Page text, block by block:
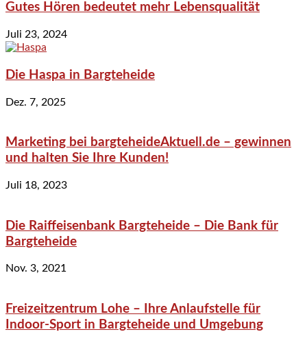
Gutes Hören bedeutet mehr Lebensqualität
Juli 23, 2024
Die Haspa in Bargteheide
Dez. 7, 2025
Marketing bei bargteheideAktuell.de – gewinnen
und halten Sie Ihre Kunden!
Juli 18, 2023
Die Raiffeisenbank Bargteheide – Die Bank für
Bargteheide
Nov. 3, 2021
Freizeitzentrum Lohe – Ihre Anlaufstelle für
Indoor-Sport in Bargteheide und Umgebung